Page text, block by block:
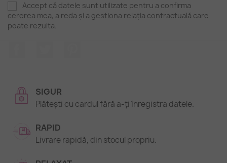
Accept că datele sunt utilizate pentru a confirma
cererea mea, a reda și a gestiona relația contractuală care
poate rezulta.
SIGUR
Plătești cu cardul fără a-ți înregistra datele.
RAPID
Livrare rapidă, din stocul propriu.